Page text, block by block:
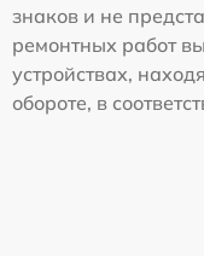
знаков и не
ремонтных работ
устройствах,
обороте, в